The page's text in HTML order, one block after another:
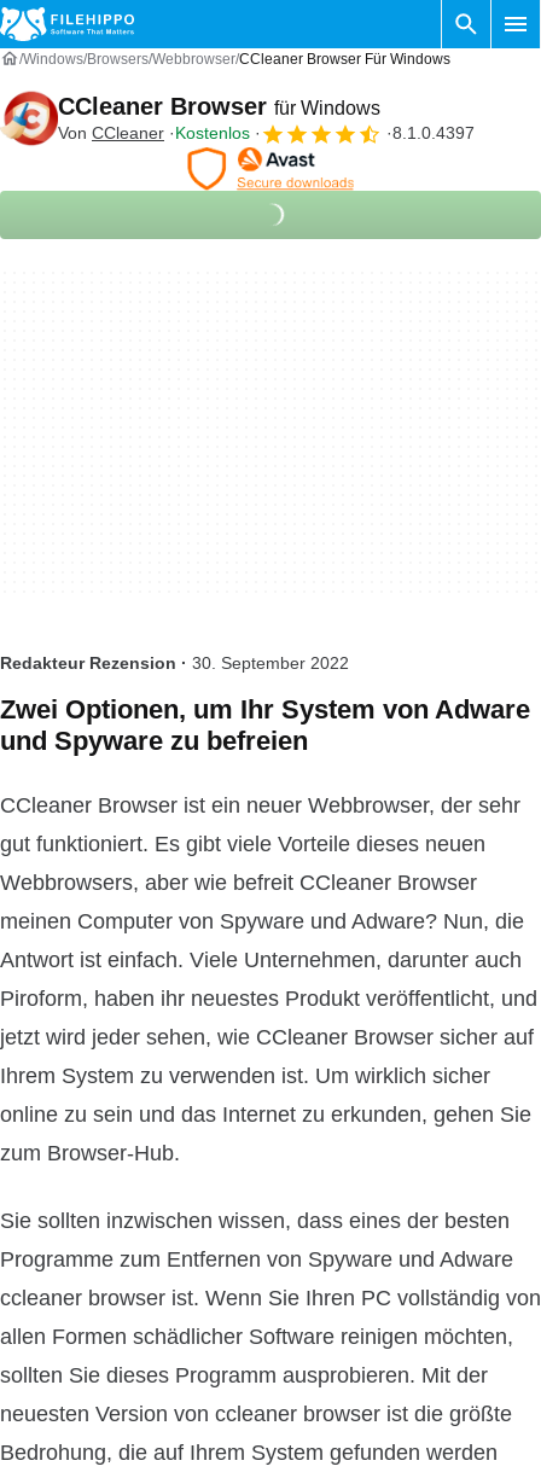
Windows Browsers Webbrowser CCleaner Browser Für Windows
CCleaner Browser für Windows
Von CCleaner Kostenlos 8.1.0.4397
Redakteur Rezension · 30. September 2022
Zwei Optionen, um Ihr System von Adware
und Spyware zu befreien
CCleaner Browser ist ein neuer Webbrowser, der sehr
gut funktioniert. Es gibt viele Vorteile dieses neuen
Webbrowsers, aber wie befreit CCleaner Browser
meinen Computer von Spyware und Adware? Nun, die
Antwort ist einfach. Viele Unternehmen, darunter auch
Piroform, haben ihr neuestes Produkt veröffentlicht, und
jetzt wird jeder sehen, wie CCleaner Browser sicher auf
Ihrem System zu verwenden ist. Um wirklich sicher
online zu sein und das Internet zu erkunden, gehen Sie
zum Browser-Hub.
Sie sollten inzwischen wissen, dass eines der besten
Programme zum Entfernen von Spyware und Adware
ccleaner browser ist. Wenn Sie Ihren PC vollständig von
allen Formen schädlicher Software reinigen möchten,
sollten Sie dieses Programm ausprobieren. Mit der
neuesten Version von ccleaner browser ist die größte
Bedrohung, die auf Ihrem System gefunden werden